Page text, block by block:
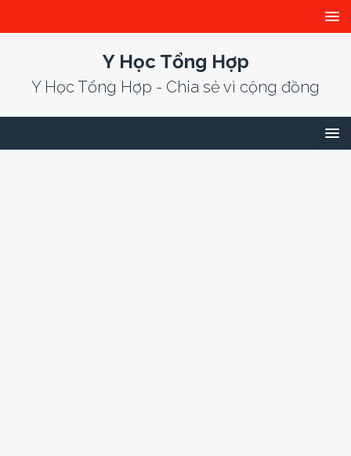
Y Học Tổng Hợp
Y Học Tổng Hợp - Chia sẻ vì cộng đồng